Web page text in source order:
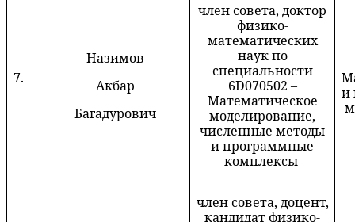
7.
Назимов
Акбар
Багадурович
член совета, доктор
физико-
математических
наук по
специальности
6D070502 –
Математическое
моделирование,
численные методы
и программные
комплексы
и
член совета, доцент,
кандидат физико-